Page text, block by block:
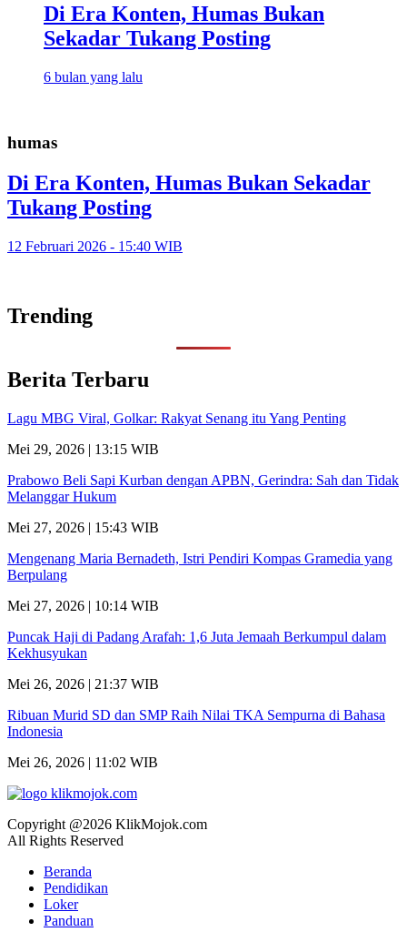
Di Era Konten, Humas Bukan
Sekadar Tukang Posting
6 bulan yang lalu
humas
Di Era Konten, Humas Bukan Sekadar
Tukang Posting
12 Februari 2026 - 15:40 WIB
Trending
Berita Terbaru
Lagu MBG Viral, Golkar: Rakyat Senang itu Yang Penting
Mei 29, 2026 | 13:15 WIB
Prabowo Beli Sapi Kurban dengan APBN, Gerindra: Sah dan Tidak
Melanggar Hukum
Mei 27, 2026 | 15:43 WIB
Mengenang Maria Bernadeth, Istri Pendiri Kompas Gramedia yang
Berpulang
Mei 27, 2026 | 10:14 WIB
Puncak Haji di Padang Arafah: 1,6 Juta Jemaah Berkumpul dalam
Kekhusyukan
Mei 26, 2026 | 21:37 WIB
Ribuan Murid SD dan SMP Raih Nilai TKA Sempurna di Bahasa
Indonesia
Mei 26, 2026 | 11:02 WIB
Copyright @2026 KlikMojok.com
All Rights Reserved
Beranda
Pendidikan
Loker
Panduan